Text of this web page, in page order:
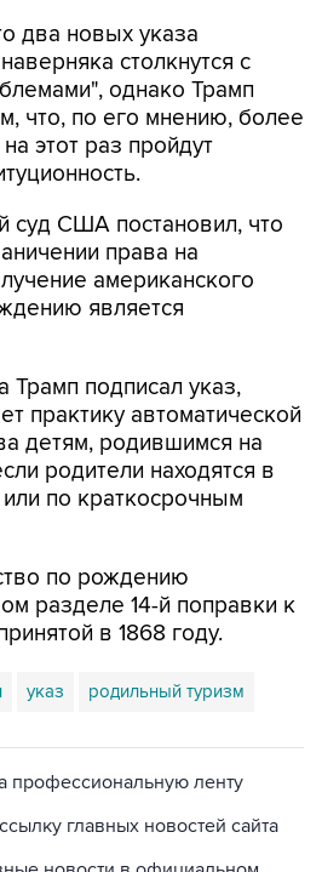
два новых указа
столкнутся с
однако Трамп
что, по его мнению, более
этот раз пройдут
суд США постановил, что
права на
американского
является
Трамп подписал указ,
практику автоматической
детям, родившимся на
родители находятся в
по краткосрочным
по рождению
разделе 14-й поправки к
в 1868 году.
указ родильный туризм
профессиональную ленту
главных новостей сайта